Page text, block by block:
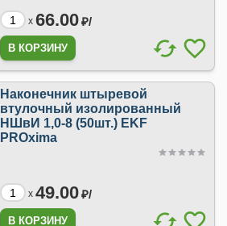
x 66.00₽/
Наконечник штыревой
втулочный изолированный
НШвИ 1,0-8 (50шт.) EKF
PROxima
x 49.00₽/